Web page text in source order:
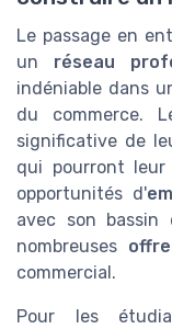
Le passage en
un réseau
indéniable dans
du commerce.
significative de
qui pourront
opportunités d'
avec son bassin
nombreuses
commercial.
Pour les